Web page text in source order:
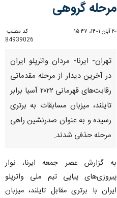
مرحله گروهی
۲۰ آبان ۱۴۰۱، ۱۵:۴۷
کد مطلب:
84939026
تهران- ایرنا- مردان واترپلو ایران
در آخرین دیدار از مرحله مقدماتی
رقابت‌های قهرمانی ۲۰۲۲ آسیا برابر
تایلند، میزبان مسابقات به برتری
رسیده و به عنوان صدرنشین راهی
مرحله حذفی شدند.
به گزارش عصر جمعه ایرنا، نوار
پیروزی‌های پیاپی تیم ملی واترپلو
ایران با برتری مقابل تایلند، میزبان